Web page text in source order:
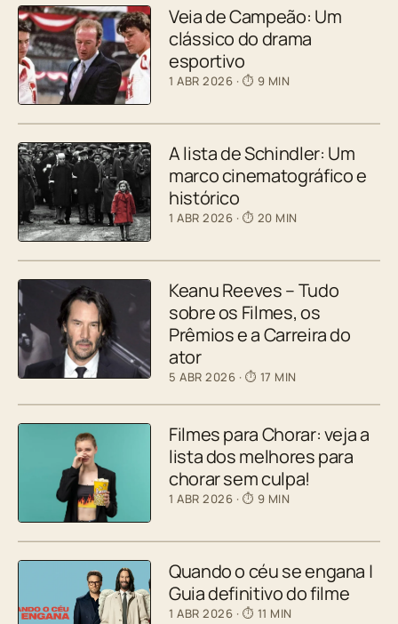
Veia de Campeão: Um
clássico do drama
esportivo
1 ABR 2026 · ⏱ 9 MIN
A lista de Schindler: Um
marco cinematográfico e
histórico
1 ABR 2026 · ⏱ 20 MIN
Keanu Reeves – Tudo
sobre os Filmes, os
Prêmios e a Carreira do
ator
5 ABR 2026 · ⏱ 17 MIN
Filmes para Chorar: veja a
lista dos melhores para
chorar sem culpa!
1 ABR 2026 · ⏱ 9 MIN
Quando o céu se engana |
Guia definitivo do filme
1 ABR 2026 · ⏱ 11 MIN